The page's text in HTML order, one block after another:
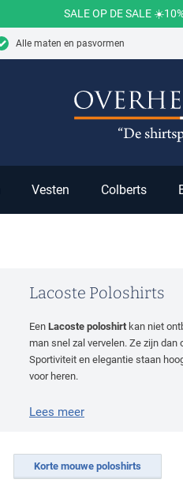
SALE OP DE SALE
Alle maten en pasvormen
Vesten Colberts
Lacoste Poloshirts
Een Lacoste poloshirt kan niet
man snel zal vervelen. Ze zijn
Sportiviteit en elegantie staan
voor heren.
Lees meer
Korte mouwe poloshirts